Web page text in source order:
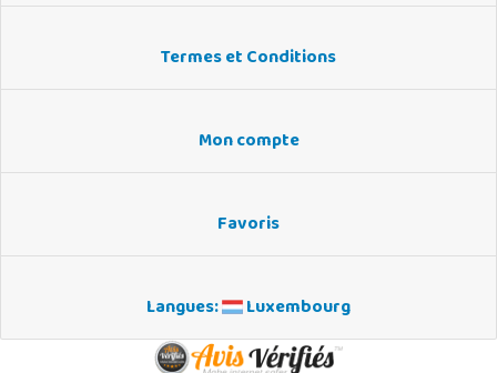
Termes et Conditions
Mon compte
Favoris
Langues: Luxembourg